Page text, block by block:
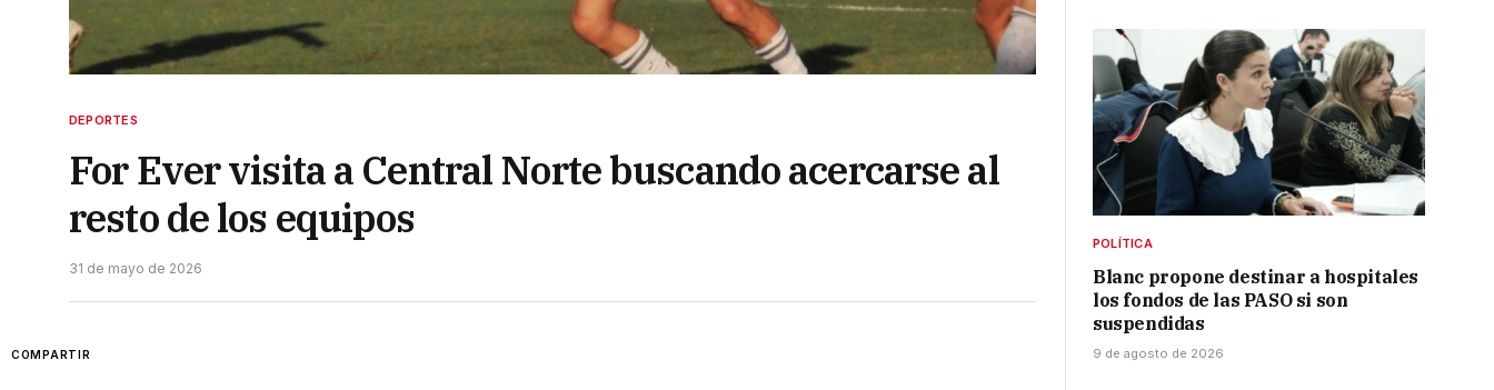
DEPORTES
For Ever visita a Central Norte buscando acercarse al
resto de los equipos
31 de mayo de 2026
COMPARTIR
POLÍTICA
Blanc propone destinar a hospitales
los fondos de las PASO si son
suspendidas
9 de agosto de 2026